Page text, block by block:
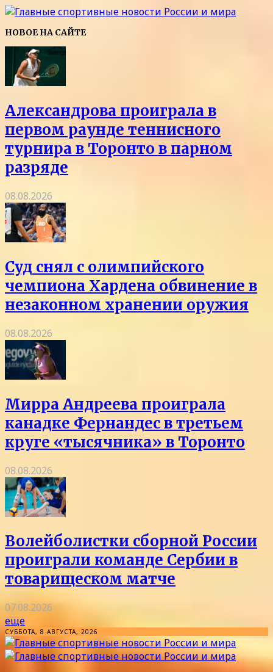
НОВОЕ НА САЙТЕ
Александрова проиграла в
первом раунде теннисного
турнира в Торонто в парном
разряде
08.08.2026
Суд снял с олимпийского
чемпиона Хардена обвинение в
незаконном хранении оружия
08.08.2026
Мирра Андреева проиграла
канадке Фернандес в третьем
круге «тысячника» в Торонто
08.08.2026
Волейболистки сборной России
проиграли команде Сербии в
товарищеском матче
07.08.2026
еще
СУББОТА, 8 АВГУСТА, 2026